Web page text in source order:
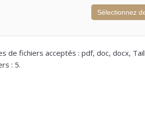
Sélectionnez
de fichiers acceptés : pdf, doc, docx,
: 5.